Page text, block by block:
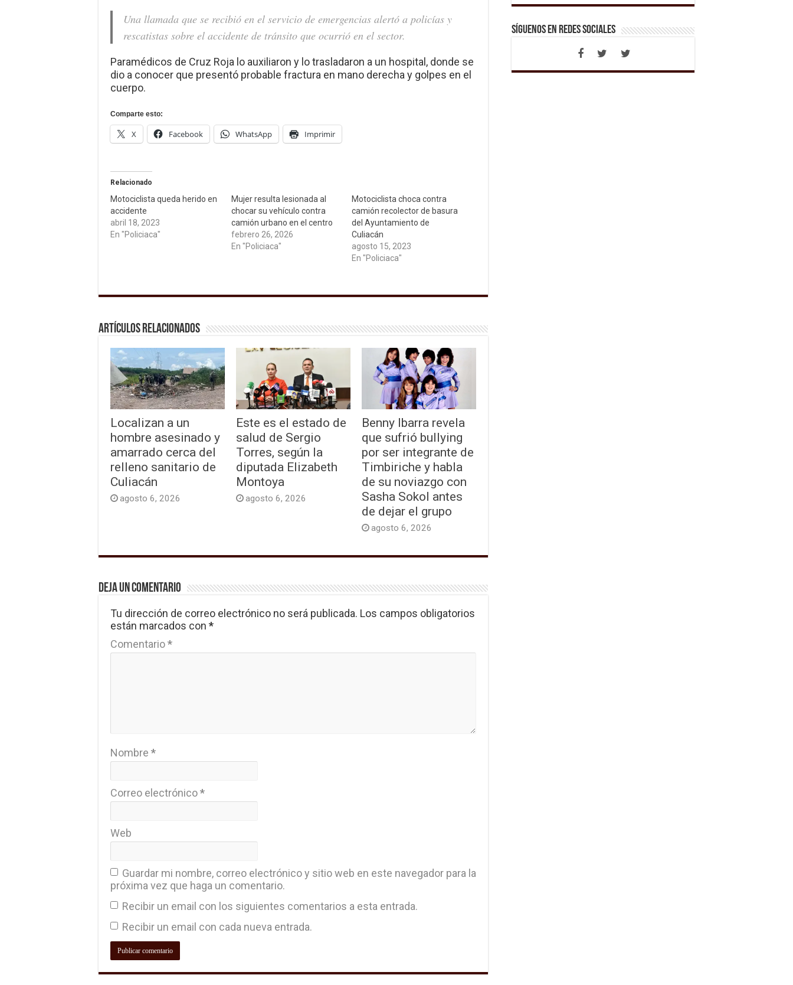
Una llamada que se recibió en el servicio de emergencias alertó a policías y
rescatistas sobre el accidente de tránsito que ocurrió en el sector.
Paramédicos de Cruz Roja lo auxiliaron y lo trasladaron a un hospital, donde se
dio a conocer que presentó probable fractura en mano derecha y golpes en el
cuerpo.
Comparte esto:
X Facebook WhatsApp Imprimir
Relacionado
Motociclista queda herido en
accidente
abril 18, 2023
En "Policiaca"
Mujer resulta lesionada al
chocar su vehículo contra
camión urbano en el centro
febrero 26, 2026
En "Policiaca"
Motociclista choca contra
camión recolector de basura
del Ayuntamiento de
Culiacán
agosto 15, 2023
En "Policiaca"
Artículos relacionados
Localizan a un
hombre asesinado y
amarrado cerca del
relleno sanitario de
Culiacán
agosto 6, 2026
Este es el estado de
salud de Sergio
Torres, según la
diputada Elizabeth
Montoya
agosto 6, 2026
Benny Ibarra revela
que sufrió bullying
por ser integrante de
Timbiriche y habla
de su noviazgo con
Sasha Sokol antes
de dejar el grupo
agosto 6, 2026
Deja un comentario
Tu dirección de correo electrónico no será publicada. Los campos obligatorios
están marcados con *
Comentario*
Nombre *
Correo electrónico*
Web
Guardar mi nombre, correo electrónico y sitio web en este navegador para la
próxima vez que haga un comentario.
Recibir un email con los siguientes comentarios a esta entrada.
Recibir un email con cada nueva entrada.
Síguenos en Redes Sociales